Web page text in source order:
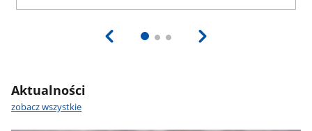
Aktualności
zobacz wszystkie